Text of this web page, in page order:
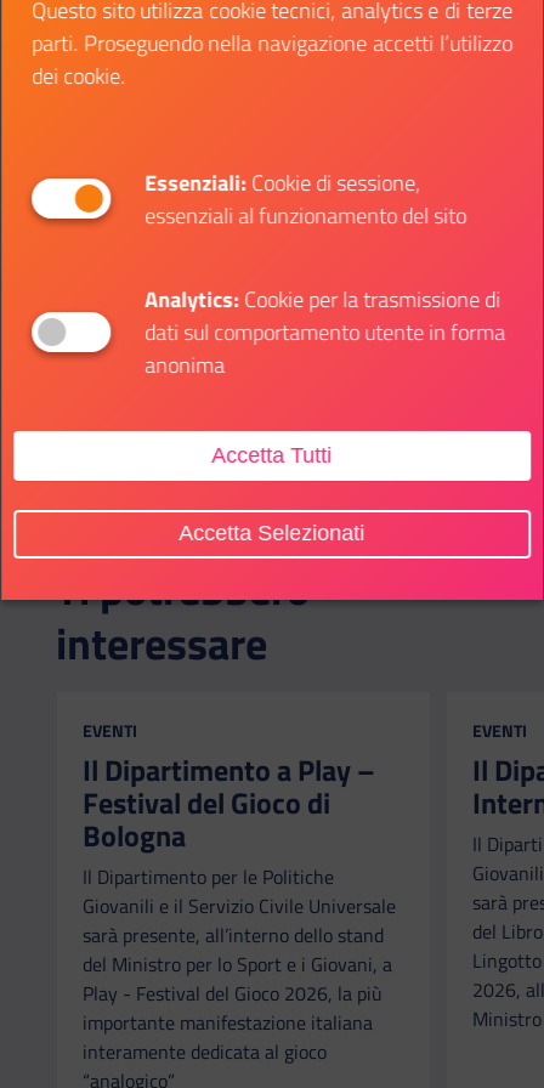
Trovi tutte le indicazioni e le modalità sulsito del
Dipartimento per le politiche giovanili e il Servizio
civile universale
Sport Cultura
Ti potrebbero
interessare
CATEGORIA:
EVENTI
Il Dipartimento a Play –
Festival del Gioco di
Bologna
Il Dipartimento per le Politiche
Giovanili e il Servizio Civile Universale
sarà presente, all’interno dello stand
del Ministro per lo Sport e i Giovani, a
Play - Festival del Gioco 2026, la più
importante manifestazione italiana
interamente dedicata al gioco
“analogico”
EVENTI
Il
Il
sarà
del
2026,
Questo sito utilizza cookie tecnici, analytics e di terze
parti. Proseguendo nella navigazione accetti l’utilizzo
dei cookie.
Essenziali:Cookie di sessione,
essenziali al funzionamento del sito
Analytics:Cookie per la trasmissione di
dati sul comportamento utente in forma
anonima
Accetta Tutti
Accetta Selezionati